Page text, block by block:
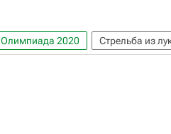
Олимпиада 2020 Стрельба из